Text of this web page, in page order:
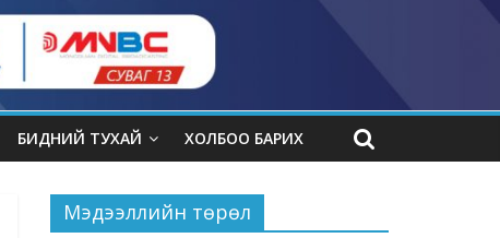
БИДНИЙ ТУХАЙ ХОЛБОО БАРИХ
Мэдээллийн төрөл